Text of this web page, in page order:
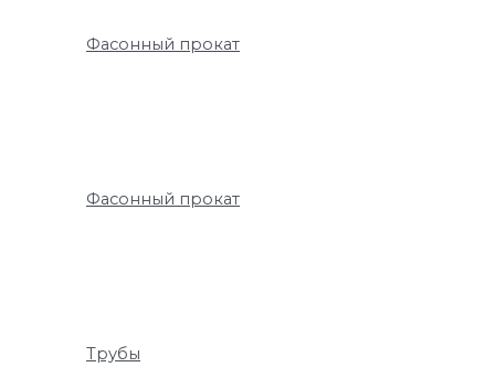
Фасонный прокат
Фасонный прокат
Трубы